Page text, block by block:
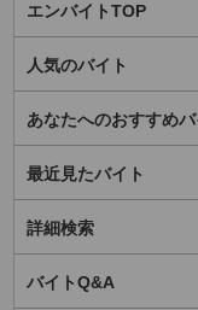
エンバイトTOP
人気のバイト
あなたへのおすすめバ
最近見たバイト
詳細検索
バイトQ&A